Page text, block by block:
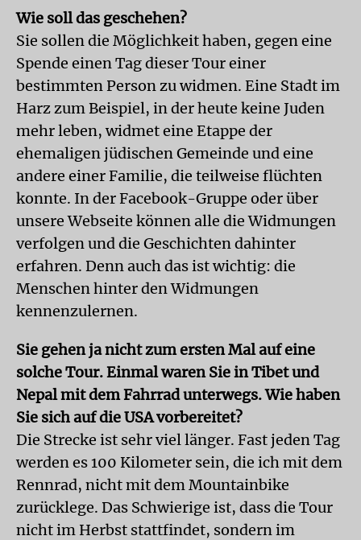
Wie soll das geschehen?
Sie sollen die Möglichkeit haben, gegen eine
Spende einen Tag dieser Tour einer
bestimmten Person zu widmen. Eine Stadt im
Harz zum Beispiel, in der heute keine Juden
mehr leben, widmet eine Etappe der
ehemaligen jüdischen Gemeinde und eine
andere einer Familie, die teilweise flüchten
konnte. In der Facebook-Gruppe oder über
unsere Webseite können alle die Widmungen
verfolgen und die Geschichten dahinter
erfahren. Denn auch das ist wichtig: die
Menschen hinter den Widmungen
kennenzulernen.
Sie gehen ja nicht zum ersten Mal auf eine
solche Tour. Einmal waren Sie in Tibet und
Nepal mit dem Fahrrad unterwegs. Wie haben
Sie sich auf die USA vorbereitet?
Die Strecke ist sehr viel länger. Fast jeden Tag
werden es 100 Kilometer sein, die ich mit dem
Rennrad, nicht mit dem Mountainbike
zurücklege. Das Schwierige ist, dass die Tour
nicht im Herbst stattfindet, sondern im